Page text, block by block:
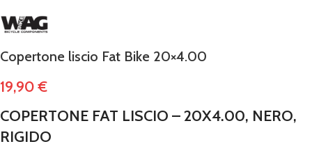
Copertone liscio Fat Bike 20×4.00
19,90€
COPERTONE FAT LISCIO – 20X4.00, NERO,
RIGIDO